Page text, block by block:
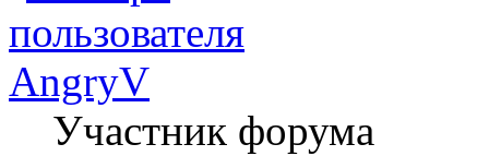
AngryV
Участник форума